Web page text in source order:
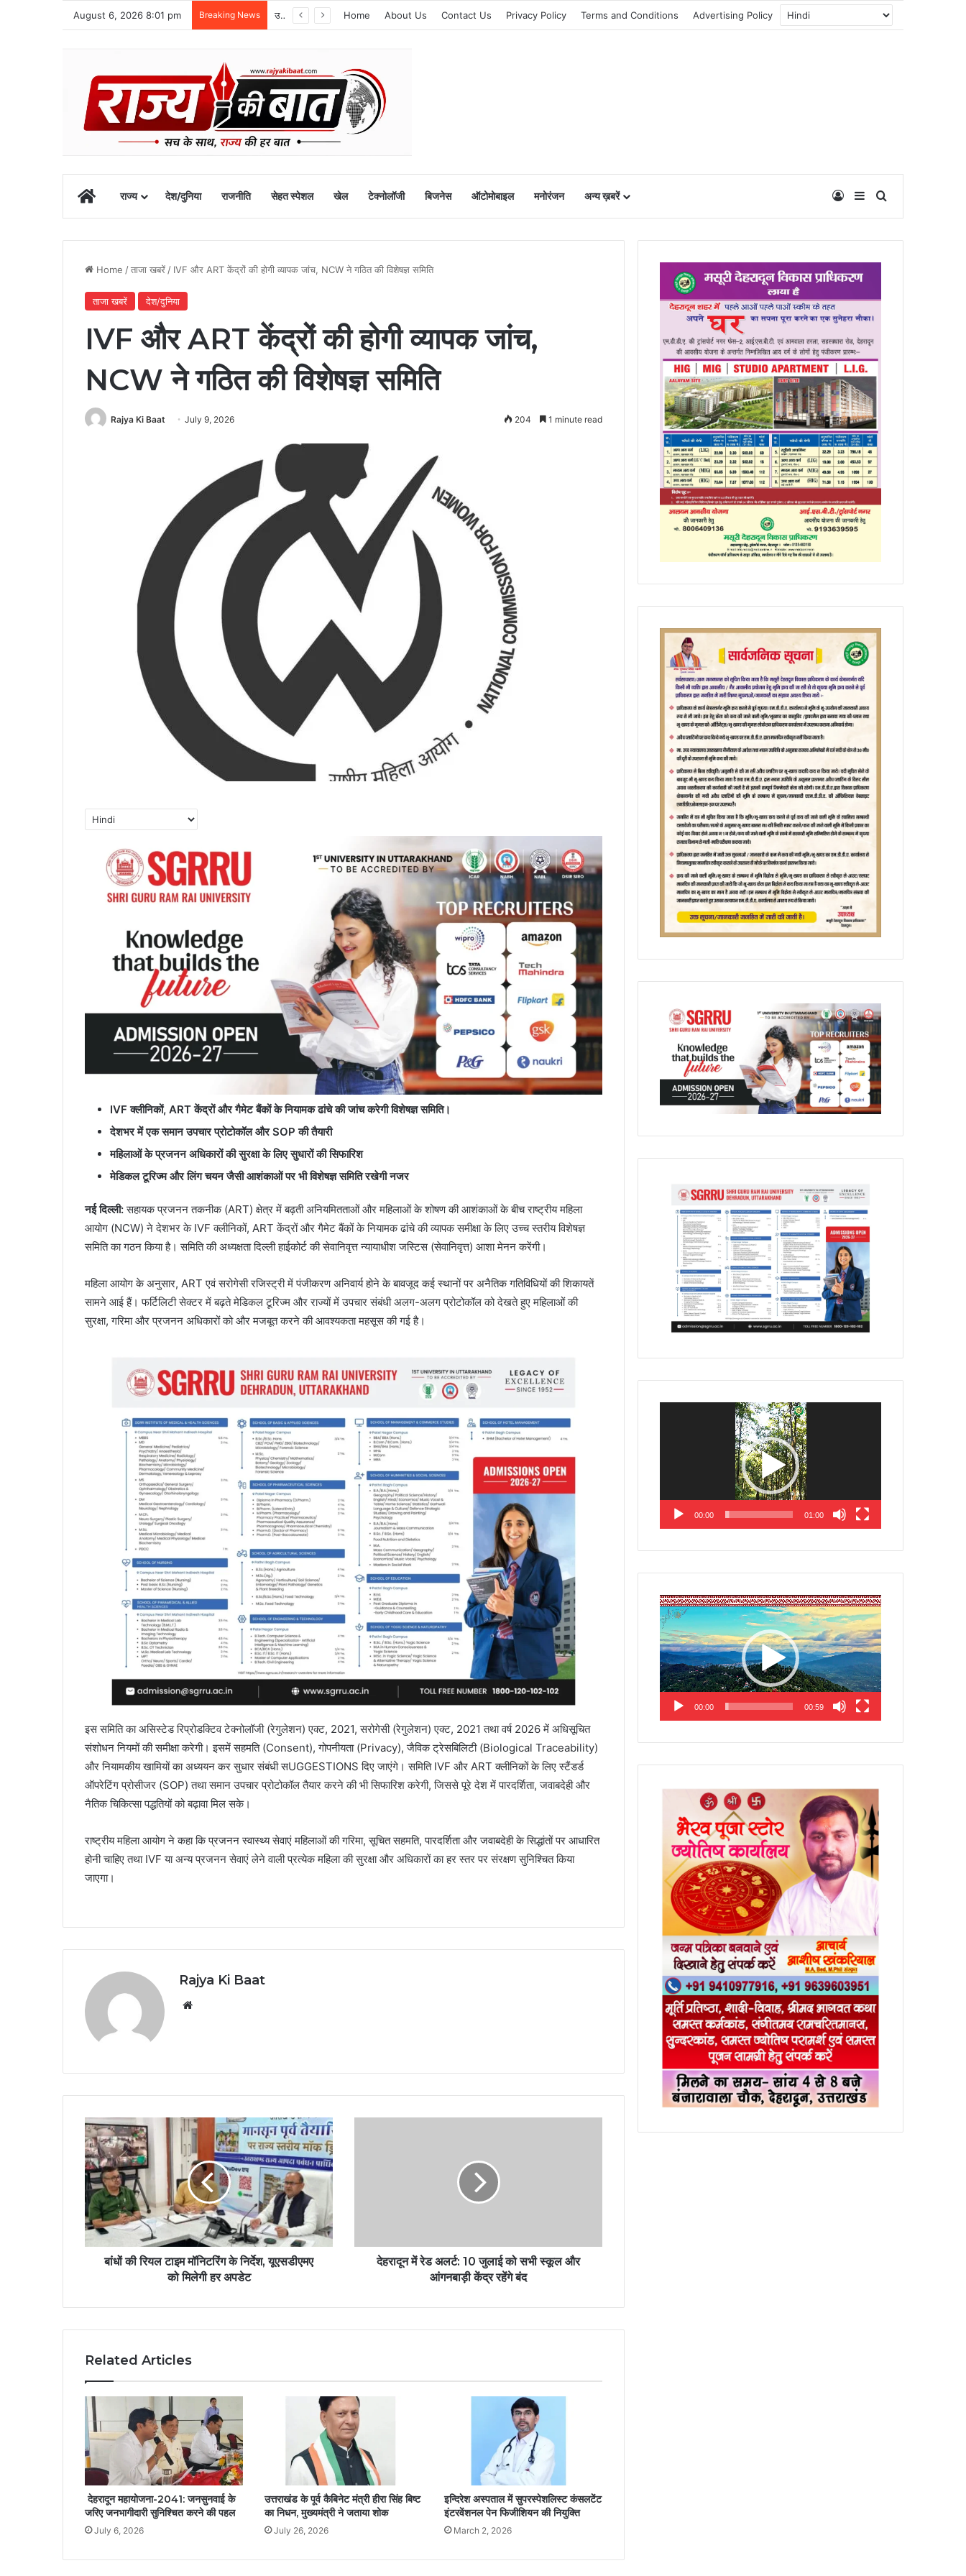
August 6, 2026 8:01 pm Breaking News उत्तराखंड में NCC विस्तार और प्रस्तावित अकादमी के विकास पर मुख्यमंत्री धामी से मंथन Home About Us Contact Us Privacy Policy Terms and Conditions Advertising Policy
Homeराज्य देश/दुनिया राजनीति सेहत स्पेशल खेल टेक्नोलॉजी बिजनेस ऑटोमोबाइल मनोरंजन अन्य ख़बरें Log InSidebar
Home /ताजा खबरें / IVF और ART केंद्रों की होगी व्यापक जांच, NCW ने गठित की विशेषज्ञ समिति
ताजा खबरें देश/दुनिया
IVF और ART केंद्रों की होगी व्यापक जांच,
NCW ने गठित की विशेषज्ञ समिति
Rajya Ki Baat July 9, 2026 204 1 minute read
IVF क्लीनिकों, ART केंद्रों और गैमेट बैंकों के नियामक ढांचे की जांच करेगी विशेषज्ञ समिति।
देशभर में एक समान उपचार प्रोटोकॉल और SOP की तैयारी
महिलाओं के प्रजनन अधिकारों की सुरक्षा के लिए सुधारों की सिफारिश
मेडिकल टूरिज्म और लिंग चयन जैसी आशंकाओं पर भी विशेषज्ञ समिति रखेगी नजर
नई दिल्ली:सहायक प्रजनन तकनीक (ART) क्षेत्र में बढ़ती अनियमितताओं और महिलाओं के शोषण की आशंकाओं के बीच राष्ट्रीय महिला
आयोग (NCW) ने देशभर के IVF क्लीनिकों, ART केंद्रों और गैमेट बैंकों के नियामक ढांचे की व्यापक समीक्षा के लिए उच्च स्तरीय विशेषज्ञ
समिति का गठन किया है। समिति की अध्यक्षता दिल्ली हाईकोर्ट की सेवानिवृत्त न्यायाधीश जस्टिस (सेवानिवृत्त) आशा मेनन करेंगी।
महिला आयोग के अनुसार, ART एवं सरोगेसी रजिस्ट्री में पंजीकरण अनिवार्य होने के बावजूद कई स्थानों पर अनैतिक गतिविधियों की शिकायतें
सामने आई हैं। फर्टिलिटी सेक्टर में बढ़ते मेडिकल टूरिज्म और राज्यों में उपचार संबंधी अलग-अलग प्रोटोकॉल को देखते हुए महिलाओं की
सुरक्षा, गरिमा और प्रजनन अधिकारों को और मजबूत करने की आवश्यकता महसूस की गई है।
इस समिति का असिस्टेड रिप्रोडक्टिव टेक्नोलॉजी (रेगुलेशन) एक्ट, 2021, सरोगेसी (रेगुलेशन) एक्ट, 2021 तथा वर्ष 2026 में अधिसूचित
संशोधन नियमों की समीक्षा करेगी। इसमें सहमति (Consent), गोपनीयता (Privacy), जैविक ट्रेसबिलिटी (Biological Traceability)
और नियामकीय खामियों का अध्ययन कर सुधार संबंधी सUGGESTIONS दिए जाएंगे। समिति IVF और ART क्लीनिकों के लिए स्टैंडर्ड
ऑपरेटिंग प्रोसीजर (SOP) तथा समान उपचार प्रोटोकॉल तैयार करने की भी सिफारिश करेगी, जिससे पूरे देश में पारदर्शिता, जवाबदेही और
नैतिक चिकित्सा पद्धतियों को बढ़ावा मिल सके।
राष्ट्रीय महिला आयोग ने कहा कि प्रजनन स्वास्थ्य सेवाएं महिलाओं की गरिमा, सूचित सहमति, पारदर्शिता और जवाबदेही के सिद्धांतों पर आधारित
होनी चाहिए तथा IVF या अन्य प्रजनन सेवाएं लेने वाली प्रत्येक महिला की सुरक्षा और अधिकारों का हर स्तर पर संरक्षण सुनिश्चित किया
जाएगा।
Rajya Ki Baat
बांधों की रियल टाइम मॉनिटरिंग के निर्देश, यूएसडीएमए
को मिलेगी हर अपडेट
देहरादून में रेड अलर्ट: 10 जुलाई को सभी स्कूल और
आंगनबाड़ी केंद्र रहेंगे बंद
Related Articles
देहरादून महायोजना-2041: जनसुनवाई के
जरिए जनभागीदारी सुनिश्चित करने की पहल
July 6, 2026
उत्तराखंड के पूर्व कैबिनेट मंत्री हीरा सिंह बिष्ट
का निधन, मुख्यमंत्री ने जताया शोक
July 26, 2026
इन्दिरेश अस्पताल में सुपरस्पेशलिस्ट कंसलटेंट
इंटरवेंशनल पेन फिजीशियन की नियुक्ति
March 2, 2026
00:00 01:00
Video
Player
00:00 00:59